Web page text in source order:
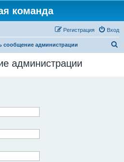
команда
Вход
Регистрация
сообщение администрации
администрации